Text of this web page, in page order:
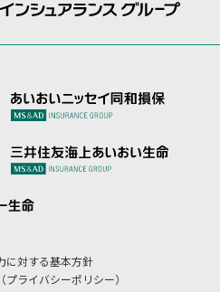
に対する基本方針
ライバシーポリシー）